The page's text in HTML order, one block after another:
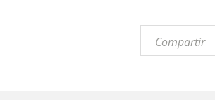
Compartir